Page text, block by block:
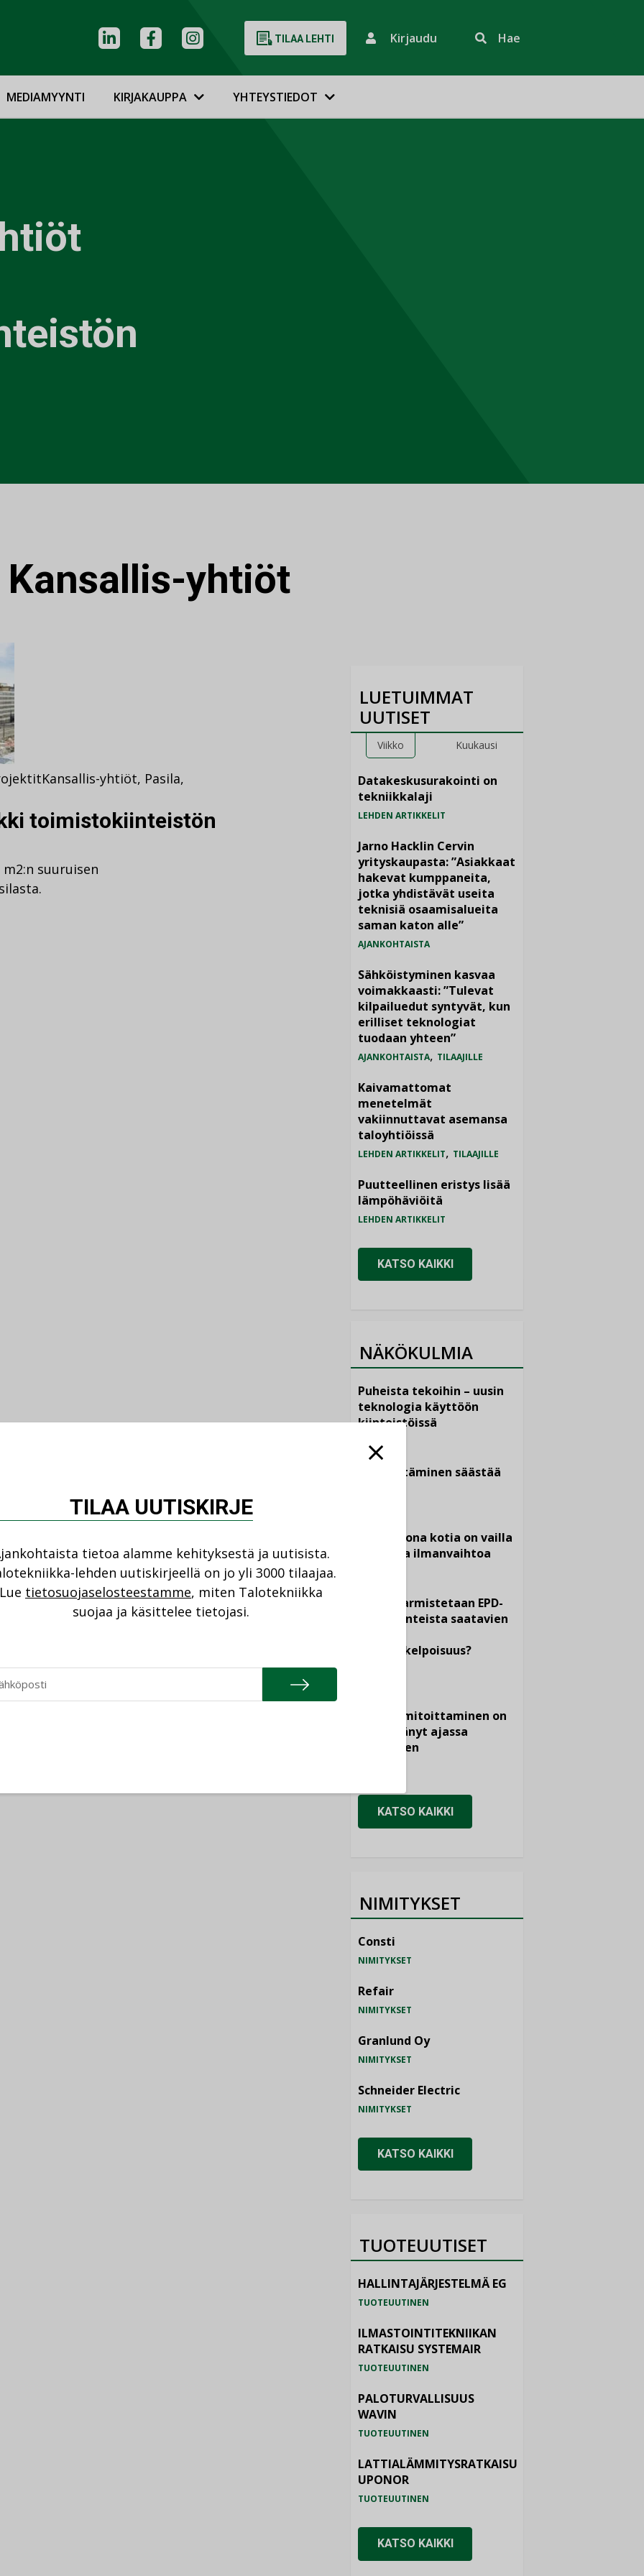
TILAA LEHTI Kirjaudu Hae
MEDIAMYYNTI KIRJAKAUPPA YHTEYSTIEDOT
Kansallis-yhtiöt
Kansallis-yhtiöt, Pasila,
toimistokiinteistön
suuruisen
LUETUIMMAT
UUTISET
Viikko Kuukausi
Datakeskusurakointi on
tekniikkalaji
LEHDEN ARTIKKELIT
Jarno Hacklin Cervin
yrityskaupasta: ”Asiakkaat
hakevat kumppaneita,
jotka yhdistävät useita
teknisiä osaamisalueita
saman katon alle”
AJANKOHTAISTA
Sähköistyminen kasvaa
voimakkaasti: ”Tulevat
kilpailuedut syntyvät, kun
erilliset teknologiat
tuodaan yhteen”
AJANKOHTAISTA, TILAAJILLE
Kaivamattomat
menetelmät
vakiinnuttavat asemansa
taloyhtiöissä
LEHDEN ARTIKKELIT, TILAAJILLE
Puutteellinen eristys lisää
lämpöhäviöitä
LEHDEN ARTIKKELIT
KATSO KAIKKI
NÄKÖKULMIA
Puheista tekoihin – uusin
teknologia käyttöön
kiinteistöissä
Sähköistäminen säästää
Yli miljoona kotia on vailla
toimivaa ilmanvaihtoa
Miten varmistetaan EPD-
dokumenteista saatavien
vertailukelpoisuus?
viemärimitoittaminen on
jämähtänyt ajassa
paikalleen
KATSO KAIKKI
NIMITYKSET
Consti
NIMITYKSET
Refair
NIMITYKSET
Granlund Oy
NIMITYKSET
Schneider Electric
NIMITYKSET
KATSO KAIKKI
TUOTEUUTISET
HALLINTAJÄRJESTELMÄ EG
TUOTEUUTINEN
ILMASTOINTITEKNIIKAN
RATKAISU SYSTEMAIR
TUOTEUUTINEN
PALOTURVALLISUUS
WAVIN
TUOTEUUTINEN
LATTIALÄMMITYSRATKAISU
UPONOR
TUOTEUUTINEN
KATSO KAIKKI
TILAA UUTISKIRJE
tietoa alamme kehityksestä ja uutisista.
lehden uutiskirjeellä on jo yli 3000 tilaajaa.
Lue tietosuojaselosteestamme, miten Talotekniikka
suojaa ja käsittelee tietojasi.